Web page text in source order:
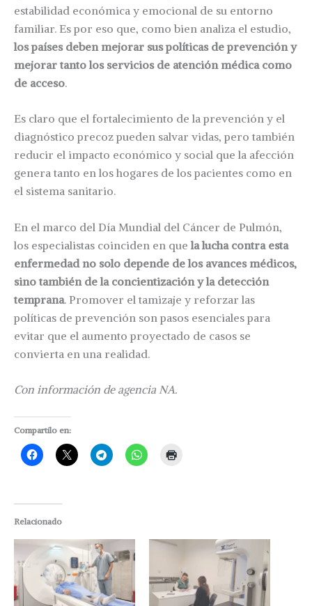
estabilidad económica y emocional de su entorno
familiar. Es por eso que, como bien analiza el estudio,
los países deben mejorar sus políticas de prevención y
mejorar tanto los servicios de atención médica como
de acceso.
Es claro que el fortalecimiento de la prevención y el
diagnóstico precoz pueden salvar vidas, pero también
reducir el impacto económico y social que la afección
genera tanto en los hogares de los pacientes como en
el sistema sanitario.
En el marco del Día Mundial del Cáncer de Pulmón,
los especialistas coinciden en quela lucha contra esta
enfermedad no solo depende de los avances médicos,
sino también de la concientización y la detección
temprana. Promover el tamizaje y reforzar las
políticas de prevención son pasos esenciales para
evitar que el aumento proyectado de casos se
convierta en una realidad.
Con información de agencia NA.
Compartilo en:
Relacionado